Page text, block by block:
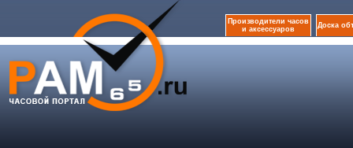
Производители часов
и аксессуаров
Доска